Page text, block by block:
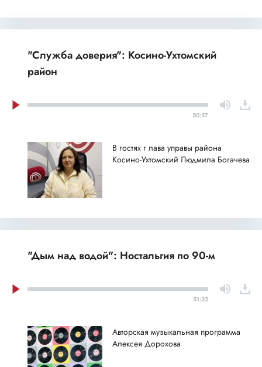
"Служба доверия": Косино-Ухтомский
район
50:57
В гостях г лава управы района
Косино-Ухтомский Людмила Богачева
"Дым над водой": Ностальгия по 90-м
51:32
Авторская музыкальная программа
Алексея Дорохова